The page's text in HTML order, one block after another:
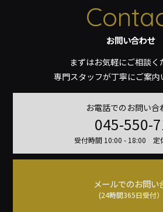
お問い合わせ
まずはお気軽にご相談く
専門スタッフが丁寧にご案内
お電話でのお問い合
045-550-
受付時間 10:00 - 18:00 定
メールでのお問い
(24時間365日受付）